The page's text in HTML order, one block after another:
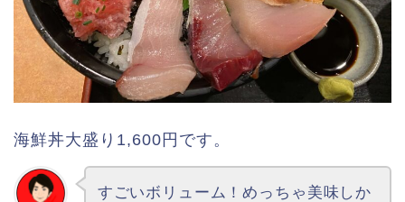
海鮮丼大盛り1,600円です。
すごいボリューム！めっちゃ美味しか